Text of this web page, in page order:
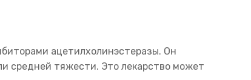
ацетилхолинэстеразы. Он
средней тяжести. Это лекарство может